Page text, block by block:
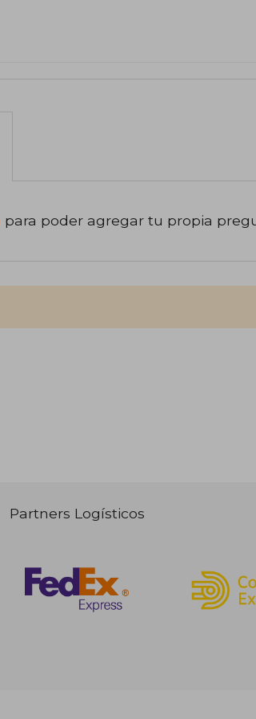
para poder agregar tu propia
Partners Logísticos